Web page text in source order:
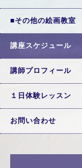
■その他の絵画教室
講座スケジュール
講師プロフィール
１日体験レッスン
お問い合わせ